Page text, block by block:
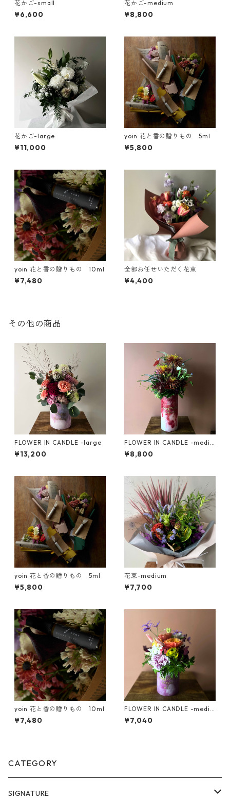
花かご-small
¥6,600
花かご-medium
¥8,800
花かご-large
¥11,000
yoin 花と香の贈りもの 5ml
¥5,800
yoin 花と香の贈りもの 10ml
¥7,480
全部お任せいただく花束
¥4,400
その他の商品
FLOWER IN CANDLE -large
¥13,200
FLOWER IN CANDLE -mediu
m long
¥8,800
yoin 花と香の贈りもの 5ml
¥5,800
花束-medium
¥7,700
yoin 花と香の贈りもの 10ml
¥7,480
FLOWER IN CANDLE -mediu
m
¥7,040
CATEGORY
SIGNATURE